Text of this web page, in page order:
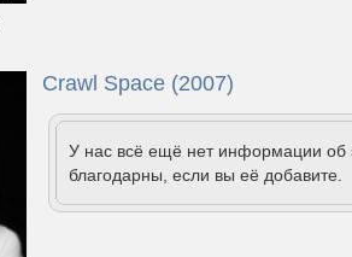
Crawl Space (2007)
У нас всё ещё нет информации
благодарны, если вы её добавите.